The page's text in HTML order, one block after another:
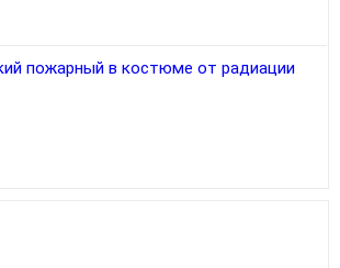
пожарный в костюме от радиации